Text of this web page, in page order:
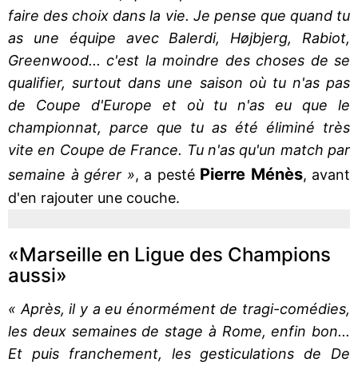
faire des choix dans la vie. Je pense que quand tu
as une équipe avec Balerdi, Højbjerg, Rabiot,
Greenwood... c'est la moindre des choses de se
qualifier, surtout dans une saison où tu n'as pas
de Coupe d'Europe et où tu n'as eu que le
championnat, parce que tu as été éliminé très
vite en Coupe de France. Tu n'as qu'un match par
semaine à gérer », a pesté Pierre Ménès, avant
d'en rajouter une couche.
«Marseille en Ligue des Champions
aussi»
« Après, il y a eu énormément de tragi-comédies,
les deux semaines de stage à Rome, enfin bon...
Et puis franchement, les gesticulations de De